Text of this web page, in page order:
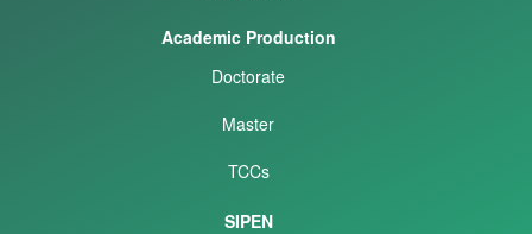
Academic Production
Doctorate
Master
TCCs
SIPEN